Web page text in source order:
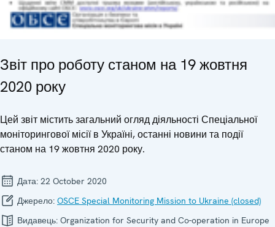
Звіт про роботу станом на 19 жовтня
2020 року
Цей звіт містить загальний огляд діяльності Спеціальної
моніторингової місії в Україні, останні новини та події
станом на 19 жовтня 2020 року.
Дата: 22 October 2020
Джерело: OSCE Special Monitoring Mission to Ukraine (closed)
Видавець: Organization for Security and Co-operation in Europe